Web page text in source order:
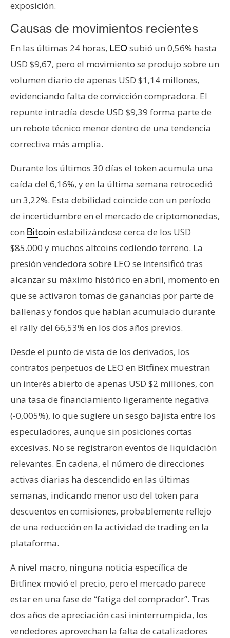
exposición.
Causas de movimientos recientes
En las últimas 24 horas, LEOsubió un 0,56% hasta
USD $9,67, pero el movimiento se produjo sobre un
volumen diario de apenas USD $1,14 millones,
evidenciando falta de convicción compradora. El
repunte intradía desde USD $9,39 forma parte de
un rebote técnico menor dentro de una tendencia
correctiva más amplia.
Durante los últimos 30 días el token acumula una
caída del 6,16%, y en la última semana retrocedió
un 3,22%. Esta debilidad coincide con un período
de incertidumbre en el mercado de criptomonedas,
con Bitcoin estabilizándose cerca de los USD
$85.000 y muchos altcoins cediendo terreno. La
presión vendedora sobre LEO se intensificó tras
alcanzar su máximo histórico en abril, momento en
que se activaron tomas de ganancias por parte de
ballenas y fondos que habían acumulado durante
el rally del 66,53% en los dos años previos.
Desde el punto de vista de los derivados, los
contratos perpetuos de LEO en Bitfinex muestran
un interés abierto de apenas USD $2 millones, con
una tasa de financiamiento ligeramente negativa
(-0,005%), lo que sugiere un sesgo bajista entre los
especuladores, aunque sin posiciones cortas
excesivas. No se registraron eventos de liquidación
relevantes. En cadena, el número de direcciones
activas diarias ha descendido en las últimas
semanas, indicando menor uso del token para
descuentos en comisiones, probablemente reflejo
de una reducción en la actividad de trading en la
plataforma.
A nivel macro, ninguna noticia específica de
Bitfinex movió el precio, pero el mercado parece
estar en una fase de “fatiga del comprador”. Tras
dos años de apreciación casi ininterrumpida, los
vendedores aprovechan la falta de catalizadores